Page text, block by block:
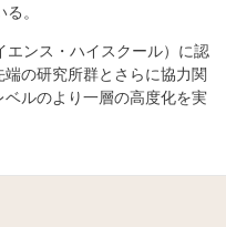
。
エンス・ハイスクール）に認
の研究所群とさらに協力関
ルのより一層の高度化を実